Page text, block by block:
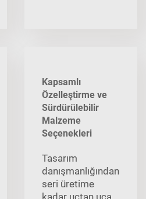
Kapsamlı
Özelleştirme ve
Sürdürülebilir
Malzeme
Seçenekleri
Tasarım
danışmanlığından
seri üretime
kadar uçtan uca